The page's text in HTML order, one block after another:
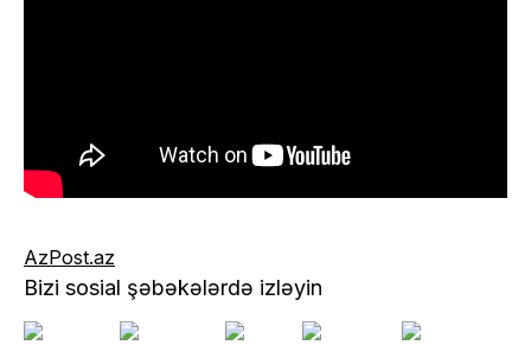
AzPost.az
Bizi sosial şəbəkələrdə izləyin